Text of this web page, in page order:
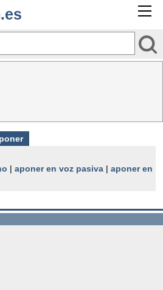
| aponer en voz pasiva | aponer en